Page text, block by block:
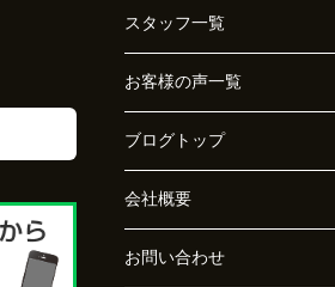
スタッフ一覧
お客様の声一覧
ブログトップ
会社概要
お問い合わせ